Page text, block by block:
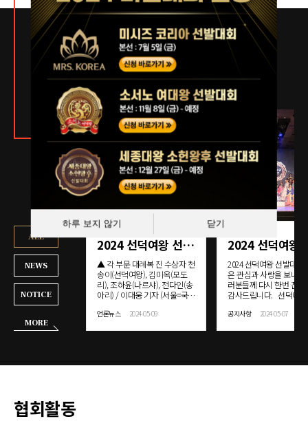
협회소식
한국 미인 협회의 새소식을
확인해보세요.
ALL
NEWS
NOTICE
MORE
2024 선덕여왕 선발대회를 빛낸 진
▲ 각 부문 대례복 진 수상자 천
송이(선덕여왕), 김미옥(모도
리), 조하윤(나르샤), 전다인(송
아리) / 이대웅 기자 (서울=국제
여왕 선발대회'가 지난 3일 오
왕), 김미옥(모도리), 조하윤(나
언론뉴스 2024-05-09
2024 선덕여왕 선발대회
은 관심과 사랑을 보내주
러분들께 다시 한번 진심
감사드립니다. 선덕여왕
누구나 참여할 수 있는
정확하고 공정한 심사집
공지사항 2024-05-07
협회활동
하루 보지 않기 닫기